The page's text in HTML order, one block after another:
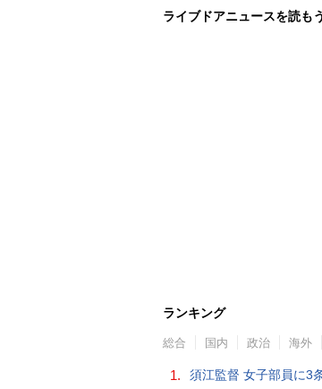
ライブドアニュースを読も
ランキング
総合 国内 政治 海外
1. 須江監督 女子部員に3